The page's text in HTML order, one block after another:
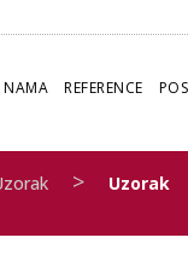
NAMA REFERENCE
>
Uzorak